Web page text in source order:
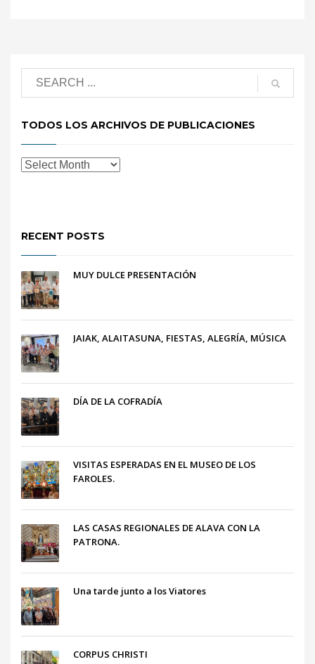
TODOS LOS ARCHIVOS DE PUBLICACIONES
RECENT POSTS
MUY DULCE PRESENTACIÓN
JAIAK, ALAITASUNA, FIESTAS, ALEGRÍA, MÚSICA
DÍA DE LA COFRADÍA
VISITAS ESPERADAS EN EL MUSEO DE LOS
FAROLES.
LAS CASAS REGIONALES DE ALAVA CON LA
PATRONA.
Una tarde junto a los Viatores
CORPUS CHRISTI